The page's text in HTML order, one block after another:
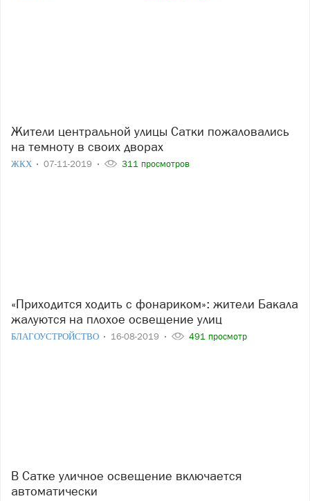
Жители центральной улицы Сатки пожаловались
на темноту в своих дворах
ЖКХ 07-11-2019 311 просмотров
«Приходится ходить с фонариком»: жители Бакала
жалуются на плохое освещение улиц
БЛАГОУСТРОЙСТВО 16-08-2019 491 просмотр
В Сатке уличное освещение включается
автоматически